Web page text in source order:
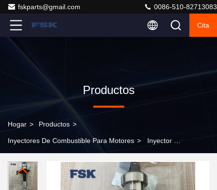
fskparts@gmail.com 0086-510-82713083
Cita
Productos
Hogar > Productos >
Inyectores De Combustible Para Motores > Inyector de
MAX 4JJ1 3.0L Diesel